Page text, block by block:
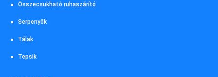
Összecsukható ruhaszárító
Serpenyők
Tálak
Tepsik